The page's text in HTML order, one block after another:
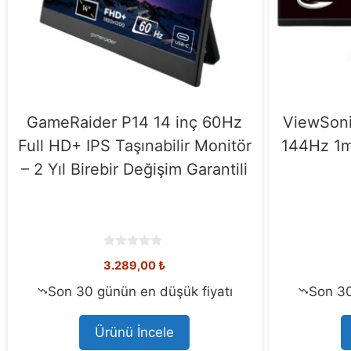
ARZOPA A3C PRO 13.3 inç
60Hz 1ms Full HD OLED Type-C
Taşınabilir Monitör
o
t
o
5.199,00₺
Son 30 günün en düşük fiyatı
Ürünü İncele
MSI
120Hz
Son